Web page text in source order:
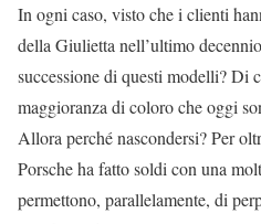
In ogni caso, visto che i clienti
della Giulietta nell’ultimo
successione di questi modelli? Di
maggioranza di coloro che oggi
Allora perché nascondersi? Per
Porsche ha fatto soldi con una
permettono, parallelamente, di